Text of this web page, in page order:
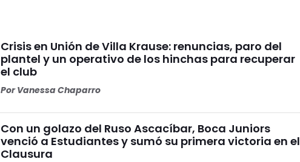
Crisis en Unión de Villa Krause: renuncias, paro del
plantel y un operativo de los hinchas para recuperar
el club
PorVanessa Chaparro
Con un golazo del Ruso Ascacíbar, Boca Juniors
venció a Estudiantes y sumó su primera victoria en el
Clausura